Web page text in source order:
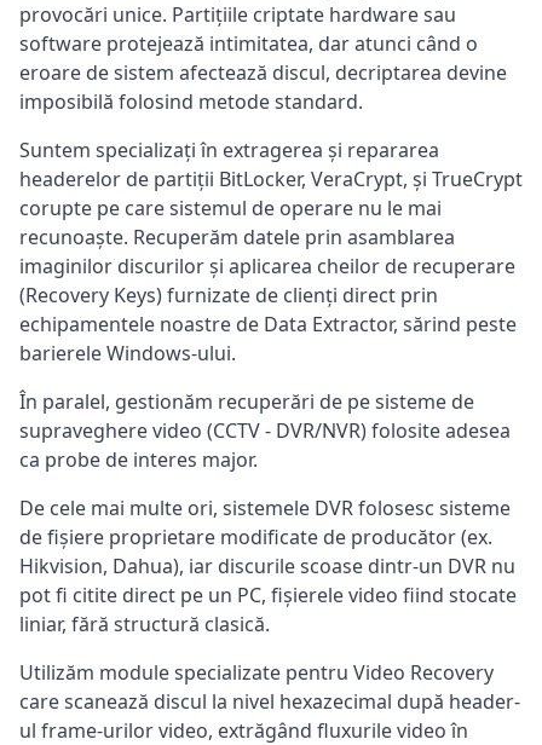
provocări unice. Partițiile criptate hardware sau
software protejează intimitatea, dar atunci când o
eroare de sistem afectează discul, decriptarea devine
imposibilă folosind metode standard.
Suntem specializați în extragerea și repararea
headerelor de partiții BitLocker, VeraCrypt, și TrueCrypt
corupte pe care sistemul de operare nu le mai
recunoaște. Recuperăm datele prin asamblarea
imaginilor discurilor și aplicarea cheilor de recuperare
(Recovery Keys) furnizate de clienți direct prin
echipamentele noastre de Data Extractor, sărind peste
barierele Windows-ului.
În paralel, gestionăm recuperări de pe sisteme de
supraveghere video (CCTV - DVR/NVR) folosite adesea
ca probe de interes major.
De cele mai multe ori, sistemele DVR folosesc sisteme
de fișiere proprietare modificate de producător (ex.
Hikvision, Dahua), iar discurile scoase dintr-un DVR nu
pot fi citite direct pe un PC, fișierele video fiind stocate
liniar, fără structură clasică.
Utilizăm module specializate pentru Video Recovery
care scanează discul la nivel hexazecimal după header-
ul frame-urilor video, extrăgând fluxurile video în